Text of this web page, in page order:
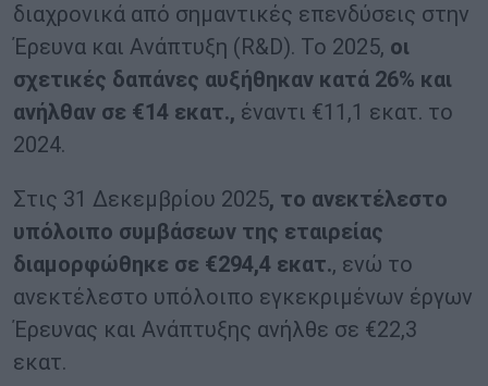
διαχρονικά από σημαντικές επενδύσεις στην
Έρευνα και Ανάπτυξη (R&D). Το 2025, οι
σχετικές δαπάνες αυξήθηκαν κατά 26% και
ανήλθαν σε €14 εκατ., έναντι €11,1 εκατ. το
2024.
Στις 31 Δεκεμβρίου 2025, το ανεκτέλεστο
υπόλοιπο συμβάσεων της εταιρείας
διαμορφώθηκε σε €294,4 εκατ., ενώ το
ανεκτέλεστο υπόλοιπο εγκεκριμένων έργων
Έρευνας και Ανάπτυξης ανήλθε σε €22,3
εκατ.